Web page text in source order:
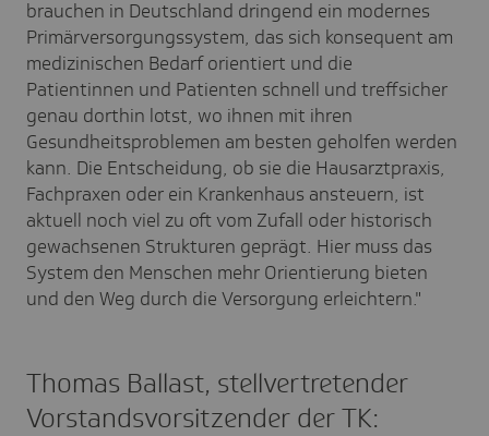
brauchen in Deutschland dringend ein modernes
Primärversorgungssystem, das sich konsequent am
medizinischen Bedarf orientiert und die
Patientinnen und Patienten schnell und treffsicher
genau dorthin lotst, wo ihnen mit ihren
Gesundheitsproblemen am besten geholfen werden
kann. Die Entscheidung, ob sie die Hausarztpraxis,
Fachpraxen oder ein Krankenhaus ansteuern, ist
aktuell noch viel zu oft vom Zufall oder historisch
gewachsenen Strukturen geprägt. Hier muss das
System den Menschen mehr Orientierung bieten
und den Weg durch die Versorgung erleichtern."
Thomas Ballast, stellvertretender
Vorstandsvorsitzender der TK: